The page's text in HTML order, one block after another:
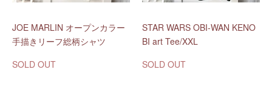
JOE MARLIN オープンカラー
手描きリーフ総柄シャツ
SOLD OUT
STAR WARS OBI-WAN KENO
BI art Tee/XXL
SOLD OUT